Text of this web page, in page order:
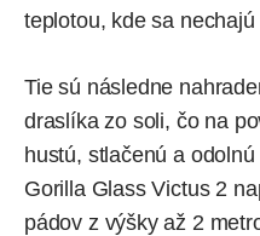
teplotou, kde sa
Tie sú následne
draslíka zo soli, čo na
hustú, stlačenú a
Gorilla Glass Victus 2
pádov z výšky až 2